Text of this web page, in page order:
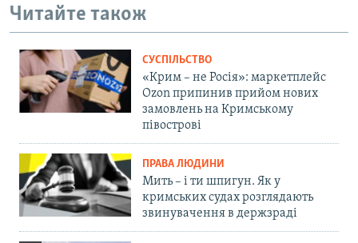
Читайте також
СУСПІЛЬСТВО
«Крим – не Росія»: маркетплейс
Ozon припинив прийом нових
замовлень на Кримському
півострові
ПРАВА ЛЮДИНИ
Мить – і ти шпигун. Як у
кримських судах розглядають
звинувачення в держзраді